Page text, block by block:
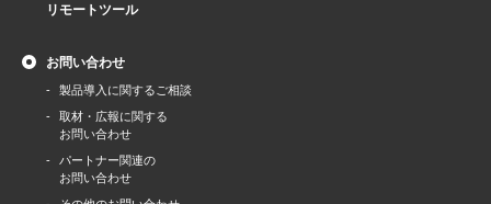
リモートツール
お問い合わせ
製品導⼊に関するご相談
取材・広報に関する
お問い合わせ
パートナー関連の
お問い合わせ